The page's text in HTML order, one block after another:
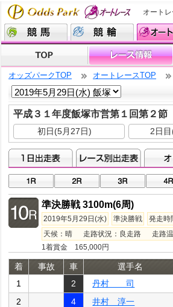
オート
オッズパークTOP オートレースTOP
平成３１年度飯塚市営第１回第２節
初日(5月27日) 2日
準決勝戦 3100m(6周)
2019年5月29日(水) 準決勝戦
発走時
天候：晴 走路状況：良走路 走路
1着賞金 165,000円
着 事故 車 選手名
1
2 丹村 司
2
4 井村 淳一